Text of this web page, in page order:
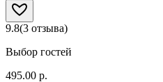
9.8(3 отзыва)
Выбор гостей
495.00 р.